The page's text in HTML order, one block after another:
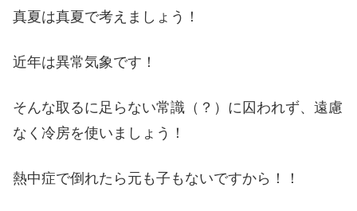
真夏は真夏で考えましょう！
近年は異常気象です！
そんな取るに足らない常識（？）に囚われず、遠慮
なく冷房を使いましょう！
熱中症で倒れたら元も子もないですから！！